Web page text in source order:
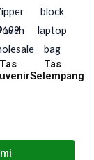
Tas
Tas
Selempang